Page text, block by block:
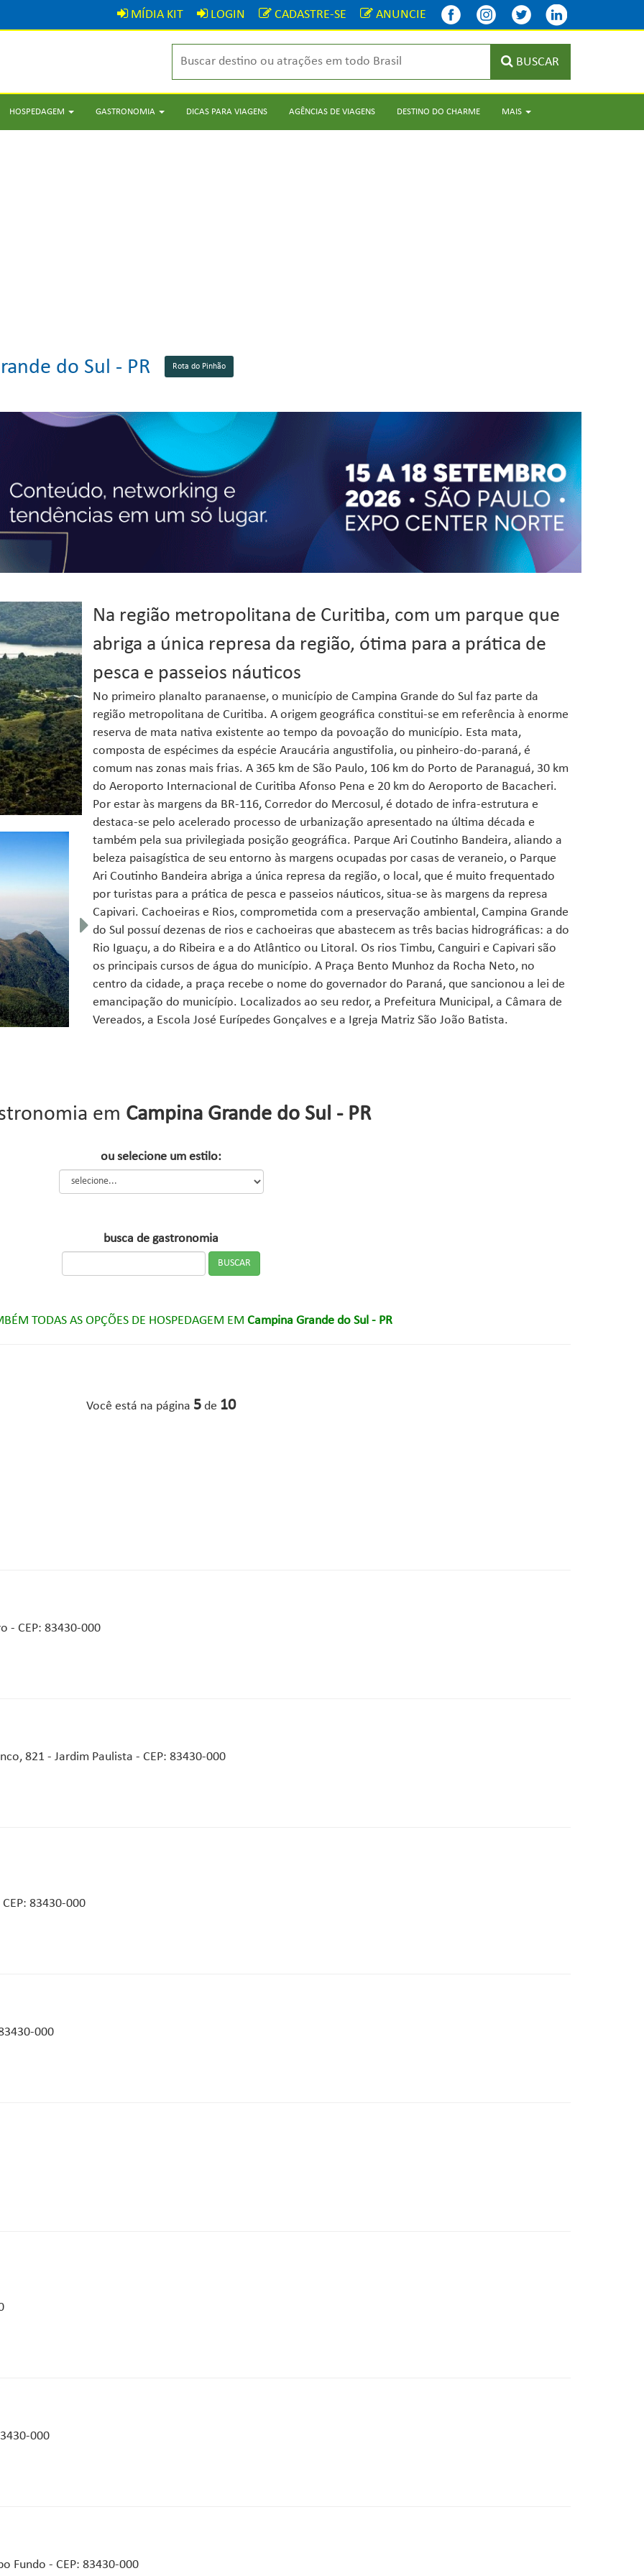
MÍDIA KIT LOGIN CADASTRE-SE ANUNCIE
BUSCAR
HOSPEDAGEM GASTRONOMIA DICAS PARA VIAGENS AGÊNCIAS DE VIAGENS DESTINO DO CHARME MAIS
do Sul - PR Rota do Pinhão
Na região metropolitana de Curitiba, com um parque que
abriga a única represa da região, ótima para a prática de
pesca e passeios náuticos
No primeiro planalto paranaense, o município de Campina Grande do Sul faz parte da
região metropolitana de Curitiba. A origem geográfica constitui-se em referência à enorme
reserva de mata nativa existente ao tempo da povoação do município. Esta mata,
composta de espécimes da espécie Araucária angustifolia, ou pinheiro-do-paraná, é
comum nas zonas mais frias. A 365 km de São Paulo, 106 km do Porto de Paranaguá, 30 km
do Aeroporto Internacional de Curitiba Afonso Pena e 20 km do Aeroporto de Bacacheri.
Por estar às margens da BR-116, Corredor do Mercosul, é dotado de infra-estrutura e
destaca-se pelo acelerado processo de urbanização apresentado na última década e
também pela sua privilegiada posição geográfica. Parque Ari Coutinho Bandeira, aliando a
beleza paisagística de seu entorno às margens ocupadas por casas de veraneio, o Parque
Ari Coutinho Bandeira abriga a única represa da região, o local, que é muito frequentado
por turistas para a prática de pesca e passeios náuticos, situa-se às margens da represa
Capivari. Cachoeiras e Rios, comprometida com a preservação ambiental, Campina Grande
do Sul possuí dezenas de rios e cachoeiras que abastecem as três bacias hidrográficas: a do
Rio Iguaçu, a do Ribeira e a do Atlântico ou Litoral. Os rios Timbu, Canguiri e Capivari são
os principais cursos de água do município. A Praça Bento Munhoz da Rocha Neto, no
centro da cidade, a praça recebe o nome do governador do Paraná, que sancionou a lei de
emancipação do município. Localizados ao seu redor, a Prefeitura Municipal, a Câmara de
Vereados, a Escola José Eurípedes Gonçalves e a Igreja Matriz São João Batista.
em Campina Grande do Sul - PR
ou selecione um estilo:
busca de gastronomia
TODAS AS OPÇÕES DE HOSPEDAGEM EM Campina Grande do Sul - PR
Você está na página 5 de 10
- CEP: 83430-000
821 - Jardim Paulista - CEP: 83430-000
83430-000
000
000
Fundo - CEP: 83430-000